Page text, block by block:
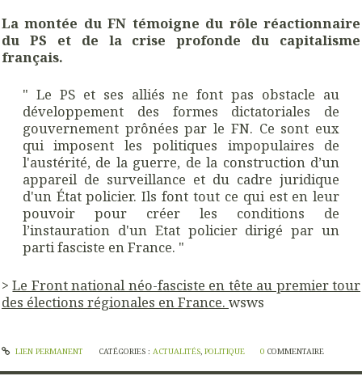
La montée du FN témoigne du rôle réactionnaire
du PS et de la crise profonde du capitalisme
français.
" Le PS et ses alliés ne font pas obstacle au
développement des formes dictatoriales de
gouvernement prônées par le FN. Ce sont eux
qui imposent les politiques impopulaires de
l'austérité, de la guerre, de la construction d’un
appareil de surveillance et du cadre juridique
d'un État policier. Ils font tout ce qui est en leur
pouvoir pour créer les conditions de
l’instauration d'un Etat policier dirigé par un
parti fasciste en France. "
>Le Front national néo-fasciste en tête au premier tour
des élections régionales en France. wsws
LIEN PERMANENT CATÉGORIES : ACTUALITÉS, POLITIQUE 0 COMMENTAIRE